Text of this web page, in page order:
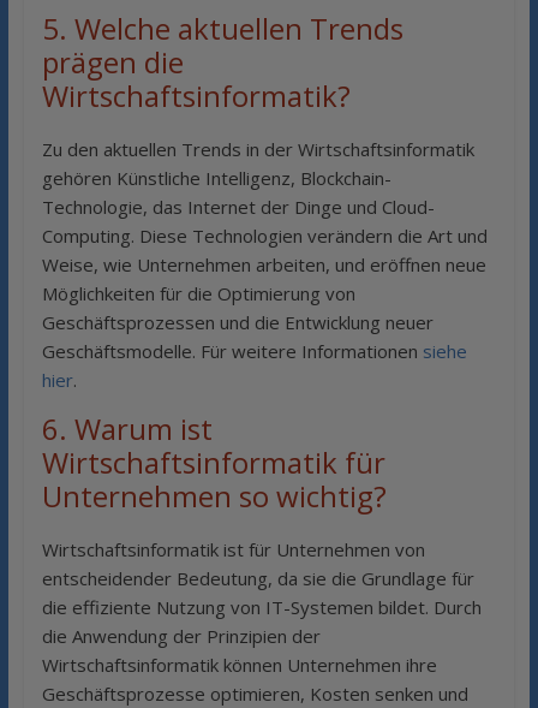
5. Welche aktuellen Trends
prägen die
Wirtschaftsinformatik?
Zu den aktuellen Trends in der Wirtschaftsinformatik
gehören Künstliche Intelligenz, Blockchain-
Technologie, das Internet der Dinge und Cloud-
Computing. Diese Technologien verändern die Art und
Weise, wie Unternehmen arbeiten, und eröffnen neue
Möglichkeiten für die Optimierung von
Geschäftsprozessen und die Entwicklung neuer
Geschäftsmodelle. Für weitere Informationen siehe
hier.
6. Warum ist
Wirtschaftsinformatik für
Unternehmen so wichtig?
Wirtschaftsinformatik ist für Unternehmen von
entscheidender Bedeutung, da sie die Grundlage für
die effiziente Nutzung von IT-Systemen bildet. Durch
die Anwendung der Prinzipien der
Wirtschaftsinformatik können Unternehmen ihre
Geschäftsprozesse optimieren, Kosten senken und